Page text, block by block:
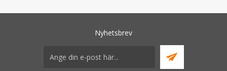
Nyhetsbrev